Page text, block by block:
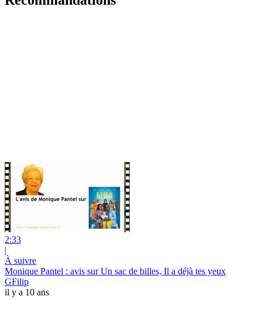
2:33
|
À suivre
Monique Pantel : avis sur Un sac de billes, Il a déjà tes yeux
GFilip
il y a 10 ans